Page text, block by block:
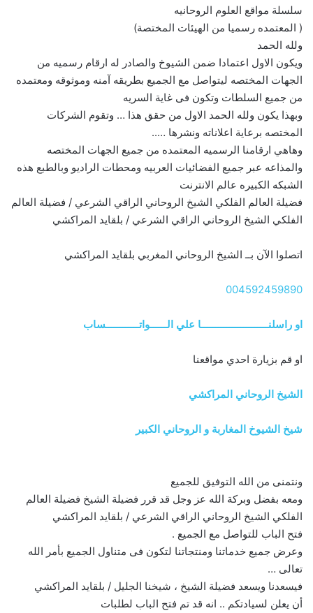
سلسلة مواقع العلوم الروحانيه
( المعتمده رسميا من الهيئات المختصة)
ولله الحمد
ويكون الاول اعتمادا ضمن الشيوخ والصادر له ارقام رسميه من
الجهات المختصه ليتواصل مع الجميع بطريقه آمنه وموثوقه ومعتمده
من جميع السلطات وتكون فى غاية السريه
وبهذا يكون ولله الحمد الاول من حقق هذا … وتقوم الشركات
المختصه برعاية اعلاناته ونشرها …..
وهاهي ارقامنا الرسميه المعتمده من جميع الجهات المختصه
والمذاعه عبر جميع الفضائيات العربيه ومحطات الراديو وبالطبع هذه
الشبكه الكبيره عالم الانترنت
فضيلة العالم الفلكي الشيخ الروحاني الراقي الشرعي / فضيلة العالم
الفلكي الشيخ الروحاني الراقي الشرعي / بلقايد المراكشي
اتصلوا الآن بــ الشيخ الروحاني المغربي بلقايد المراكشي
004592459890
او راسلنــــــــــــــــــــــــا علي الــــــواتــــــــــــساب
او قم بزيارة احدي مواقعنا
الشيخ الروحاني المراكشي
شيخ الشيوخ المغاربة و الروحاني الكبير
ونتمنى من الله التوفيق للجميع
ومعه بفضل وبركة الله عز وجل قد قرر فضيلة الشيخ فضيلة العالم
الفلكي الشيخ الروحاني الراقي الشرعي / بلقايد المراكشي
فتح الباب للتواصل مع الجميع .
وعرض جميع خدماتنا ومنتجاتنا لتكون فى متناول الجميع بأمر الله
تعالى …
فيسعدنا ويسعد فضيلة الشيخ ، شيخنا الجليل / بلقايد المراكشي
أن يعلن لسيادتكم .. انه قد تم فتح الباب لطلبات